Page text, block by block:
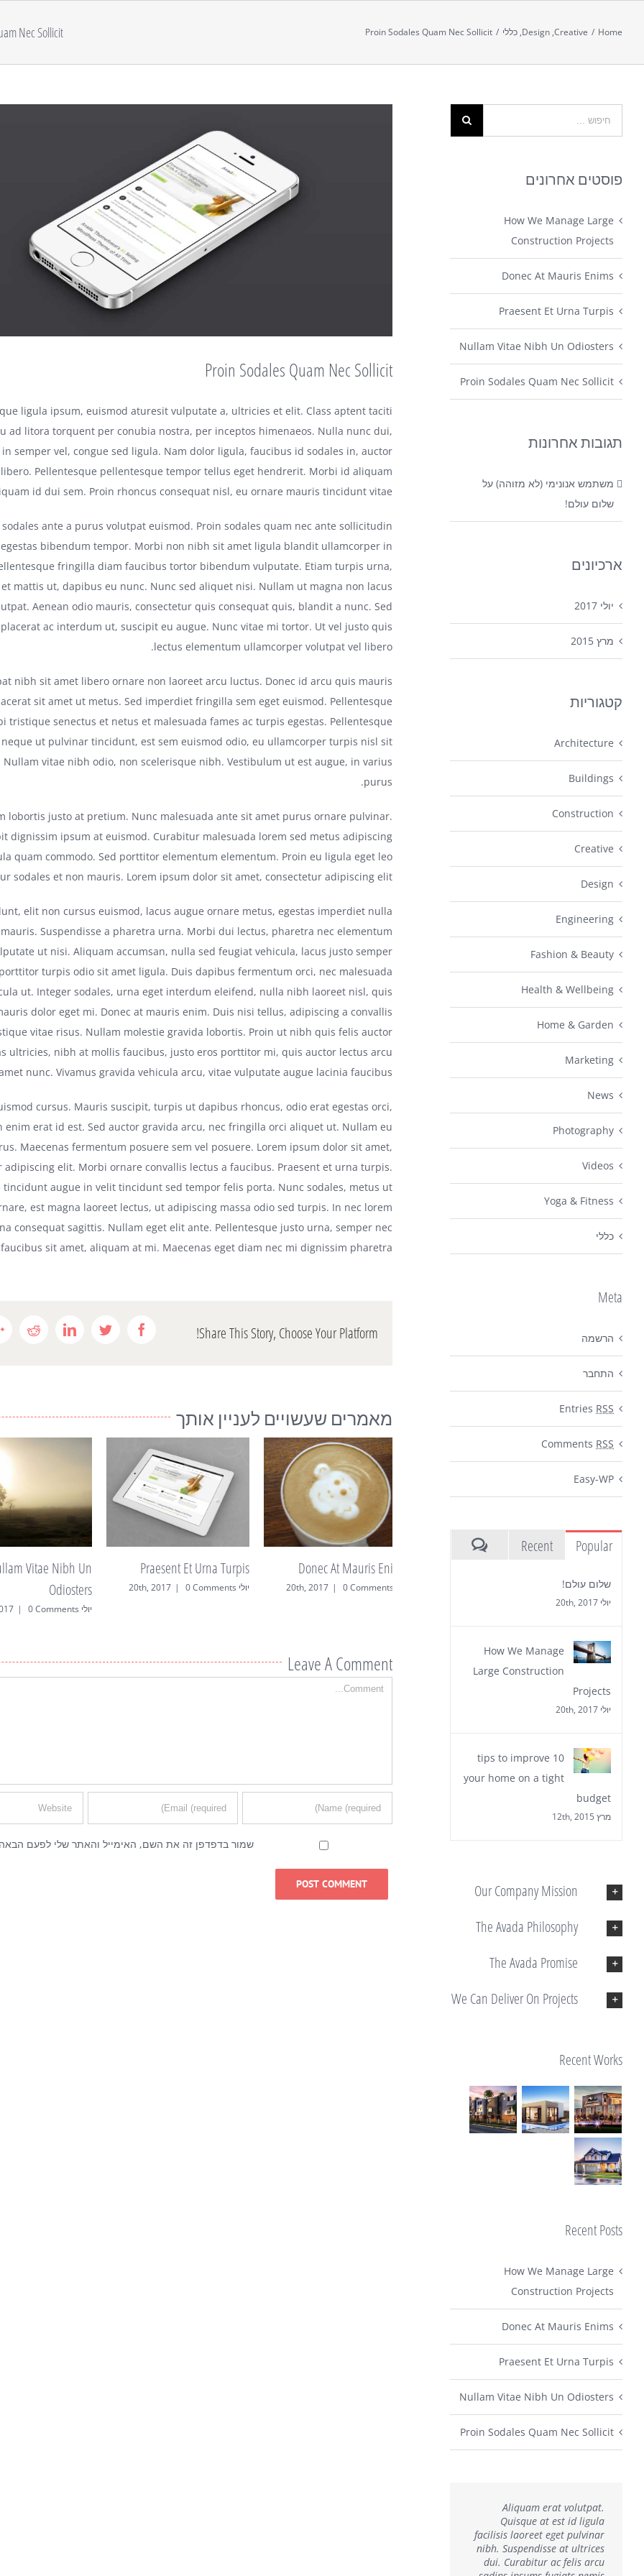
Nec Sollicit Home
/
Creative
,
Design
, כללי /
Proin Sodales Quam Nec Sollicit
Proin Sodales Quam Nec Sollicit
ligula ipsum, euismod aturesit vulputate a, ultricies et elit. Class aptent taciti
ad litora torquent per conubia nostra, per inceptos himenaeos. Nulla nunc dui,
semper vel, congue sed ligula. Nam dolor ligula, faucibus id sodales in, auctor
Pellentesque pellentesque tempor tellus eget hendrerit. Morbi id aliquam
id dui sem. Proin rhoncus consequat nisl, eu ornare mauris tincidunt vitae.
ante a purus volutpat euismod. Proin sodales quam nec ante sollicitudin
bibendum tempor. Morbi non nibh sit amet ligula blandit ullamcorper in
fringilla diam faucibus tortor bibendum vulputate. Etiam turpis urna,
mattis ut, dapibus eu nunc. Nunc sed aliquet nisi. Nullam ut magna non lacus
Aenean odio mauris, consectetur quis consequat quis, blandit a nunc. Sed
ac interdum ut, suscipit eu augue. Nunc vitae mi tortor. Ut vel justo quis
lectus elementum ullamcorper volutpat vel libero.
nibh sit amet libero ornare non laoreet arcu luctus. Donec id arcu quis mauris
sit amet ut metus. Sed imperdiet fringilla sem eget euismod. Pellentesque
tristique senectus et netus et malesuada fames ac turpis egestas. Pellentesque
ut pulvinar tincidunt, est sem euismod odio, eu ullamcorper turpis nisl sit
Nullam vitae nibh odio, non scelerisque nibh. Vestibulum ut est augue, in varius
purus.
lobortis justo at pretium. Nunc malesuada ante sit amet purus ornare pulvinar.
dignissim ipsum at euismod. Curabitur malesuada lorem sed metus adipiscing
quam commodo. Sed porttitor elementum elementum. Proin eu ligula eget leo
sodales et non mauris. Lorem ipsum dolor sit amet, consectetur adipiscing elit.
elit non cursus euismod, lacus augue ornare metus, egestas imperdiet nulla
Suspendisse a pharetra urna. Morbi dui lectus, pharetra nec elementum
ut nisi. Aliquam accumsan, nulla sed feugiat vehicula, lacus justo semper
turpis odio sit amet ligula. Duis dapibus fermentum orci, nec malesuada
ut. Integer sodales, urna eget interdum eleifend, nulla nibh laoreet nisl, quis
dolor eget mi. Donec at mauris enim. Duis nisi tellus, adipiscing a convallis
vitae risus. Nullam molestie gravida lobortis. Proin ut nibh quis felis auctor
ultricies, nibh at mollis faucibus, justo eros porttitor mi, quis auctor lectus arcu
nunc. Vivamus gravida vehicula arcu, vitae vulputate augue lacinia faucibus.
cursus. Mauris suscipit, turpis ut dapibus rhoncus, odio erat egestas orci,
enim erat id est. Sed auctor gravida arcu, nec fringilla orci aliquet ut. Nullam eu
Maecenas fermentum posuere sem vel posuere. Lorem ipsum dolor sit amet,
adipiscing elit. Morbi ornare convallis lectus a faucibus. Praesent et urna turpis.
tincidunt augue in velit tincidunt sed tempor felis porta. Nunc sodales, metus ut
est magna laoreet lectus, ut adipiscing massa odio sed turpis. In nec lorem
consequat sagittis. Nullam eget elit ante. Pellentesque justo urna, semper nec
faucibus sit amet, aliquam at mi. Maecenas eget diam nec mi dignissim pharetra.
Share This Story, Choose Your Platform!
Facebook
Twitter
Linkedin
מאמרים שעשויים לעניין אותך
Praesent Et Urna Turpis
0 Comments
Donec At Mauris Enims
| 0 Comments
שלום עולם!
| 1 Comment יולי 20th, 20170 Comments
Comment
שמור בדפדפן זה את השם, האימייל והאתר שלי לפעם
פוסטים אחרונים
How We Manage Large
Construction Projects
Donec At Mauris Enims
Praesent Et Urna Turpis
Nullam Vitae Nibh Un Odiosters
Proin Sodales Quam Nec Sollicit
תגובות אחרונות
משתמש אנונימי (לא מזוהה) על
שלום עולם!
ארכיונים
יולי 2017
מרץ 2015
קטגוריות
Architecture
Buildings
Construction
Creative
Design
Engineering
Fashion & Beauty
Health & Wellbeing
Home & Garden
Marketing
News
Photography
Videos
Yoga & Fitness
כללי
Meta
הרשמה
התחבר
Entries RSS
Comments RSS
Easy-WP
Popular
Recent
שלום עולם!
יולי 20th, 2017
How We Manage
Large Construction
Projects
יולי 20th, 2017
10 tips to improve
your home on a tight
budget
מרץ 12th, 2015
Our Company Mission
The Avada Philosophy
The Avada Promise
We Can Deliver On Projects
Recent Works
Recent Posts
How We Manage Large
Construction Projects
Donec At Mauris Enims
Praesent Et Urna Turpis
Nullam Vitae Nibh Un Odiosters
Proin Sodales Quam Nec Sollicit
Aliquam erat volutpat.
Quisque at est id ligula
facilisis laoreet eget pulvinar
nibh. Suspendisse at ultrices
dui. Curabitur ac felis arcu